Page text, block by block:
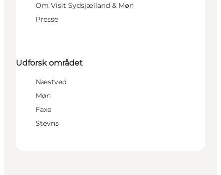
Om Visit Sydsjælland & Møn
Presse
Udforsk området
Næstved
Møn
Faxe
Stevns